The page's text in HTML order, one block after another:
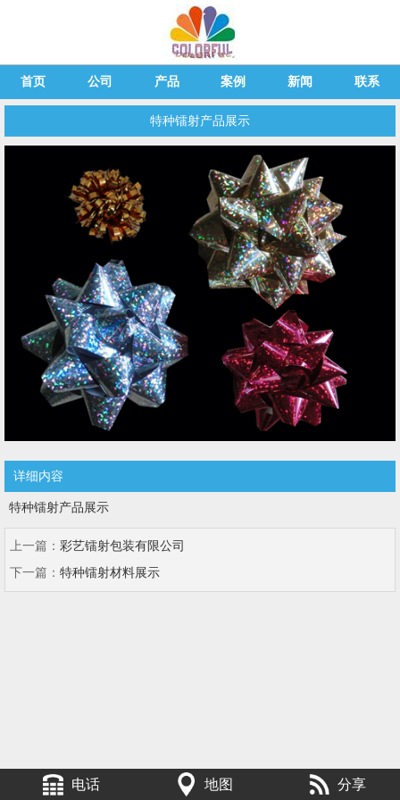
首页 公司 产品 案例 新闻 联系
特种镭射产品展示
详细内容
特种镭射产品展示
上一篇： 彩艺镭射包装有限公司
下一篇： 特种镭射材料展示
电话 地图 分享